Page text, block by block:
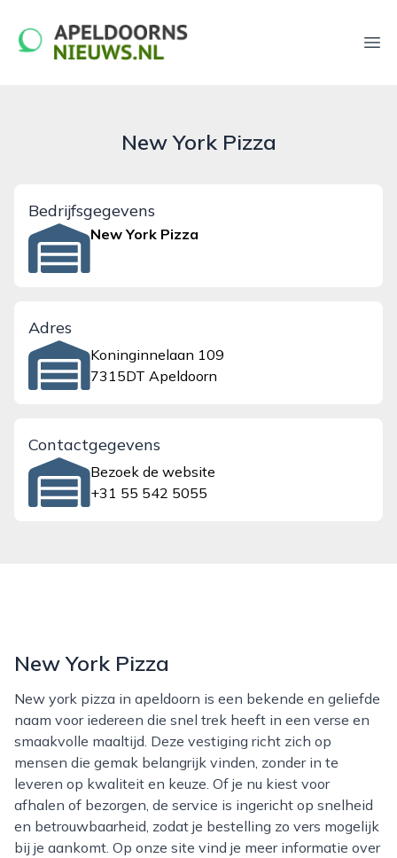
apeldoornsnieuws.nl
New York Pizza
Bedrijfsgegevens
New York Pizza
Adres
Koninginnelaan 109
7315DT Apeldoorn
Contactgegevens
Bezoek de website
+31 55 542 5055
New York Pizza
New york pizza in apeldoorn is een bekende en geliefde
naam voor iedereen die snel trek heeft in een verse en
smaakvolle maaltijd. Deze vestiging richt zich op
mensen die gemak belangrijk vinden, zonder in te
leveren op kwaliteit en keuze. Of je nu kiest voor
afhalen of bezorgen, de service is ingericht op snelheid
en betrouwbaarheid, zodat je bestelling zo vers mogelijk
bij je aankomt. Op onze site vind je meer informatie over